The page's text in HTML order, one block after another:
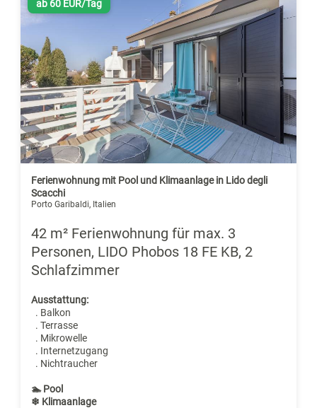
ab 60 EUR/Tag
Ferienwohnung mit Pool und Klimaanlage in Lido degli
Scacchi
Porto Garibaldi, Italien
42 m² Ferienwohnung für max. 3
Personen, LIDO Phobos 18 FE KB, 2
Schlafzimmer
Ausstattung:
. Balkon
. Terrasse
. Mikrowelle
. Internetzugang
. Nichtraucher
🏊 Pool
❄ Klimaanlage